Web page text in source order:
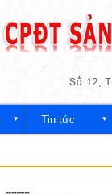
nội
Tin tức